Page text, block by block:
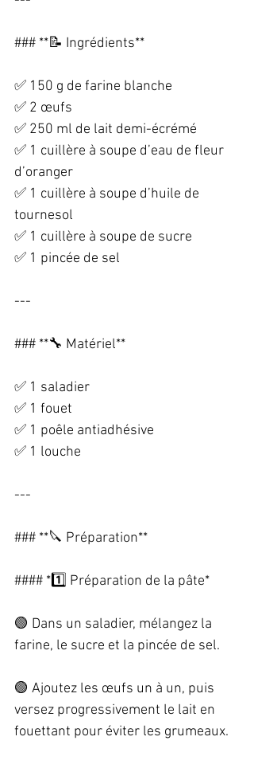
### **📝 Ingrédients**
✅ 150 g de farine blanche
✅ 2 œufs
✅ 250 ml de lait demi-écrémé
✅ 1 cuillère à soupe d’eau de fleur
d’oranger
✅ 1 cuillère à soupe d’huile de
tournesol
✅ 1 cuillère à soupe de sucre
✅ 1 pincée de sel
---
### **🔧 Matériel**
✅ 1 saladier
✅ 1 fouet
✅ 1 poêle antiadhésive
✅ 1 louche
---
### **🔪 Préparation**
#### *1️⃣ Préparation de la pâte*
🟢 Dans un saladier, mélangez la
farine, le sucre et la pincée de sel.
🟢 Ajoutez les œufs un à un, puis
versez progressivement le lait en
fouettant pour éviter les grumeaux.